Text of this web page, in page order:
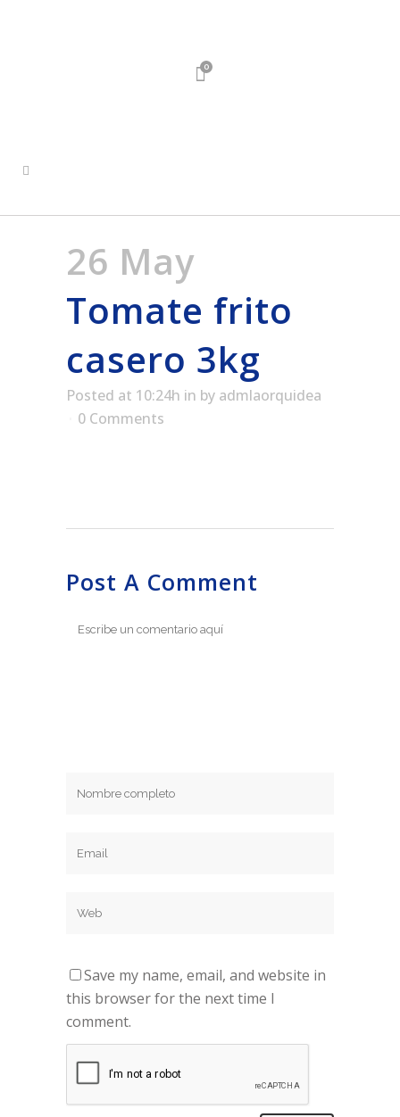
0
26 May
Tomate frito
casero 3kg
Posted at 10:24h in by admlaorquidea
0 Comments
Post A Comment
Save my name, email, and website in
this browser for the next time I
comment.